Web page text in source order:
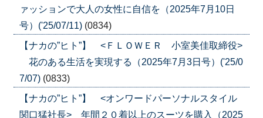
ァッションで大人の女性に自信を（2025年7月10日
号）('25/07/11) (0834)
【ナカの”ヒト”】 <ＦＬＯＷＥＲ 小室美佳取締役>
花のある生活を実現する（2025年7月3日号）('25/0
7/07) (0833)
【ナカの”ヒト”】 <オンワードパーソナルスタイル
関口猛社長> 年間２０着以上のスーツを購入（2025